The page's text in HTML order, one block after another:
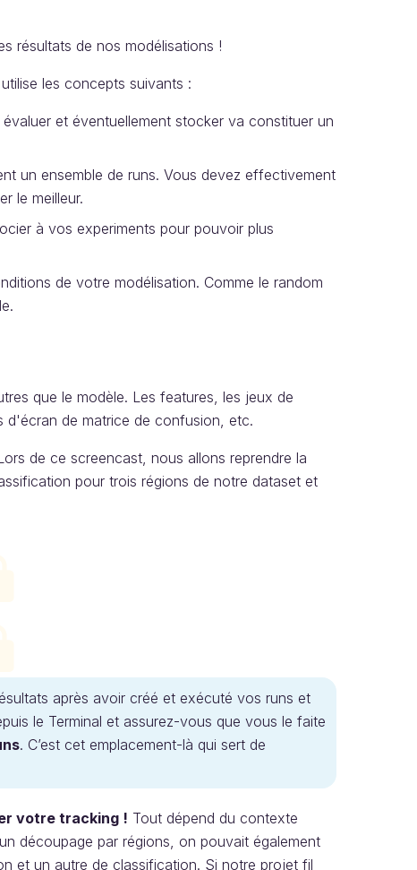
résultats de nos modélisations !
les concepts suivants :
et éventuellement stocker va constituer un
un ensemble de runs. Vous devez effectivement
le meilleur.
à vos experiments pour pouvoir plus
de votre modélisation. Comme le random
que le modèle. Les features, les jeux de
d'écran de matrice de confusion, etc.
de ce screencast, nous allons reprendre la
pour trois régions de notre dataset et
après avoir créé et exécuté vos runs et
le Terminal et assurez-vous que vous le faite
. C’est cet emplacement-là qui sert de
votre tracking ! Tout dépend du contexte
découpage par régions, on pouvait également
et un autre de classification. Si notre projet fil